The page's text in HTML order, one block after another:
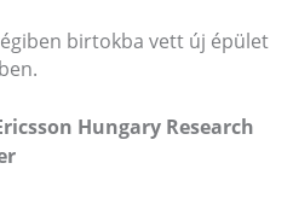
birtokba vett új épület
Hungary Research